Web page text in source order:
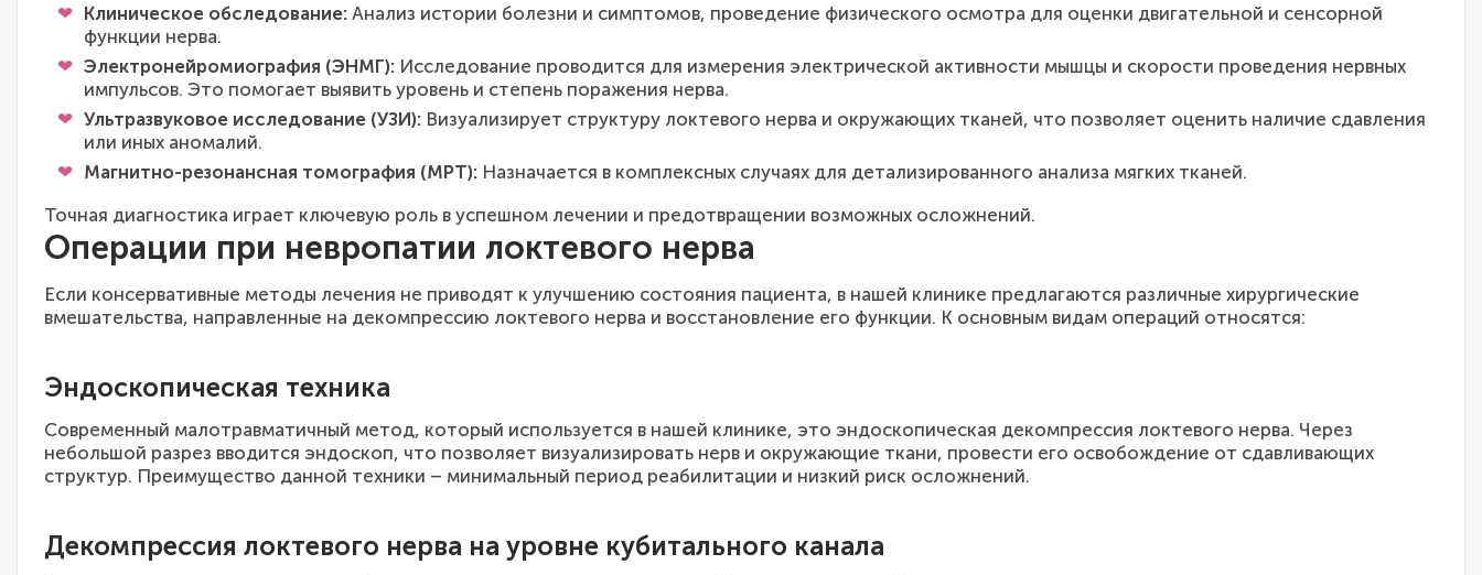
Клиническое обследование: Анализ истории болезни и симптомов, проведение физического осмотра для оценки двигательной и сенсорной
функции нерва.
Электронейромиография (ЭНМГ): Исследование проводится для измерения электрической активности мышцы и скорости проведения нервных
импульсов. Это помогает выявить уровень и степень поражения нерва.
Ультразвуковое исследование (УЗИ): Визуализирует структуру локтевого нерва и окружающих тканей, что позволяет оценить наличие сдавления
или иных аномалий.
Магнитно-резонансная томография (МРТ): Назначается в комплексных случаях для детализированного анализа мягких тканей.
Точная диагностика играет ключевую роль в успешном лечении и предотвращении возможных осложнений.
Операции при невропатии локтевого нерва
Если консервативные методы лечения не приводят к улучшению состояния пациента, в нашей клинике предлагаются различные хирургические
вмешательства, направленные на декомпрессию локтевого нерва и восстановление его функции. К основным видам операций относятся:
Эндоскопическая техника
Современный малотравматичный метод, который используется в нашей клинике, это эндоскопическая декомпрессия локтевого нерва. Через
небольшой разрез вводится эндоскоп, что позволяет визуализировать нерв и окружающие ткани, провести его освобождение от сдавливающих
структур. Преимущество данной техники – минимальный период реабилитации и низкий риск осложнений.
Декомпрессия локтевого нерва на уровне кубитального канала